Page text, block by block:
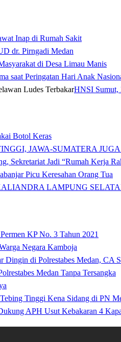
Inap di Rumah Sakit
dr. Pirngadi Medan‎
di Desa Limau Manis
saat Peringatan Hari Anak
HNSI Sumut,
Botol Keras
JAWA-SUMATERA
Sekretariat Jadi “Rumah Kerja
Picu Keresahan Orang Tua
LAMPUNG
KP No. 3 Tahun 2021
Negara Kamboja
di Polrestabes Medan, CA
Medan Tanpa Tersangka
Tinggi Kena Sidang di PN
APH Usut Kebakaran 4